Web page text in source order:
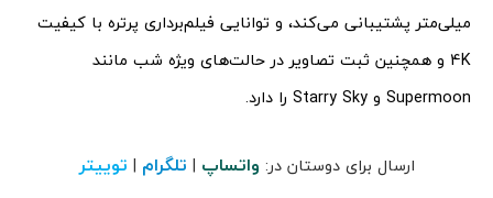
میلی‌متر پشتیبانی می‌کند، و توانایی فیلم‌برداری پرتره با کیفیت
4K و همچنین ثبت تصاویر در حالت‌های ویژه شب مانند
Supermoon و Starry Sky را دارد.
ارسال برای دوستان در: واتساپ | تلگرام | توییتر